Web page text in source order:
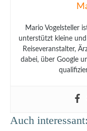
Mario Vogelsteller
unterstützt kleine
Reiseveranstalter,
dabei, über Google
Auch interessant: